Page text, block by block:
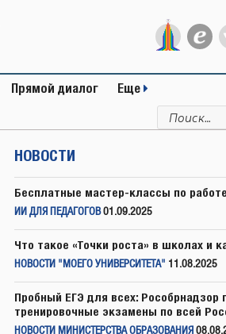
Прямой диалог Еще
Искать:
НОВОСТИ
Бесплатные мастер-классы по
ИИ ДЛЯ ПЕДАГОГОВ 01.09.2025
Что такое «Точки роста» в школах и
НОВОСТИ "МОЕГО УНИВЕРСИТЕТА" 11.08.2025
Пробный ЕГЭ для всех: Рособрнадзор
тренировочные экзамены по всей
НОВОСТИ МИНИСТЕРСТВА ОБРАЗОВАНИЯ